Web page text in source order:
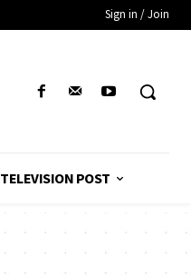
Sign in / Join
TELEVISION POST